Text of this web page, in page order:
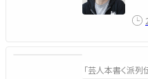
「芸人本書く派列